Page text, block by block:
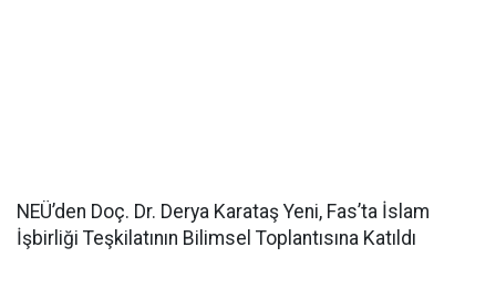
NEÜ’den Doç. Dr. Derya Karataş Yeni, Fas’ta İslam
İşbirliği Teşkilatının Bilimsel Toplantısına Katıldı